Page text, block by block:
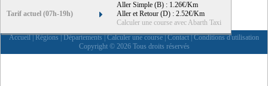
Tarif actuel (07h-19h)
Aller Simple (B) : 1.26€/Km
Aller et Retour (D) : 2.52€/Km
Calculer une course avec Abarth Taxi
Accueil|Régions|Départements|Calculer une course|Contact|Conditions d'utilisation
Copyright © 2026 Tous droits réservés